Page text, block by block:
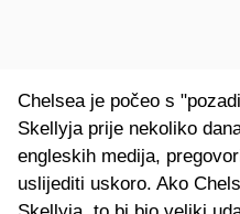
Chelsea je počeo s
Skellyja prije nekoliko
engleskih medija,
uslijediti uskoro. Ako